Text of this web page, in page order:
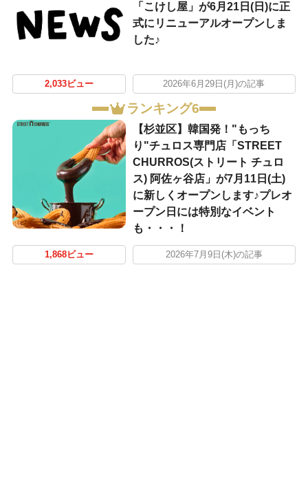
「こけし屋」が6月21日(日)に正
式にリニューアルオープンしま
した♪
2,033ビュー 2026年6月29日(月)の記事
ランキング6
【杉並区】韓国発！"もっち
り"チュロス専門店「STREET
CHURROS(ストリート チュロ
ス) 阿佐ヶ谷店」が7月11日(土)
に新しくオープンします♪プレオ
ープン日には特別なイベント
も・・・！
1,868ビュー 2026年7月9日(木)の記事